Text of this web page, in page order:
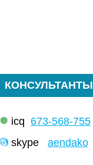
КОНСУЛЬТАНТЫ
icq 673-568-755
skype aendako